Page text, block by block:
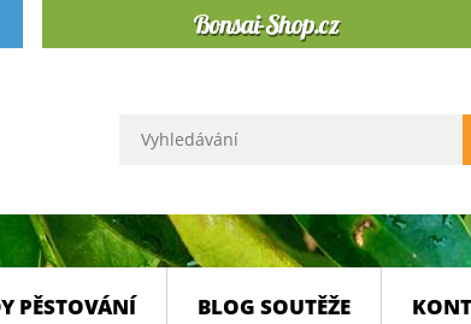
PĚSTOVÁNÍ BLOG SOUTĚŽE